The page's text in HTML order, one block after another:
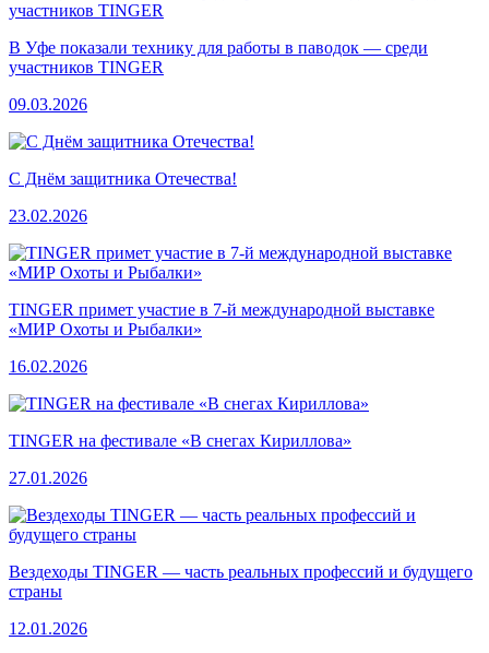
В Уфе показали технику для работы в паводок — среди
участников TINGER
09.03.2026
С Днём защитника Отечества!
23.02.2026
TINGER примет участие в 7-й международной выставке
«МИР Охоты и Рыбалки»
16.02.2026
TINGER на фестивале «В снегах Кириллова»
27.01.2026
Вездеходы TINGER — часть реальных профессий и будущего
страны
12.01.2026